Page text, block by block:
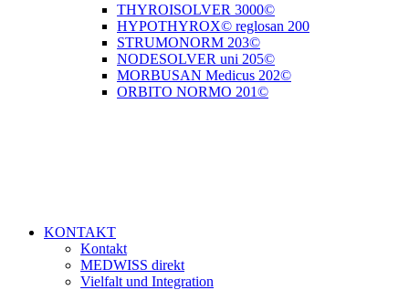
THYROISOLVER 3000©
HYPOTHYROX© reglosan 200
STRUMONORM 203©
NODESOLVER uni 205©
MORBUSAN Medicus 202©
ORBITO NORMO 201©
KONTAKT
Kontakt
MEDWISS direkt
Vielfalt und Integration